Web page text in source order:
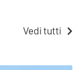
Vedi tutti